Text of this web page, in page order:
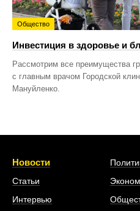
Общество
Инвестиция в здоровье и
Рассмотрим все преимущества
с главным врачом Городской
Мануйленко.
Новости
Статьи
Интервью